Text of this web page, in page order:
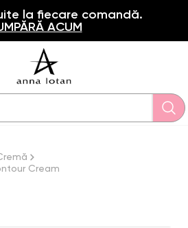
la fiecare comandă.
ACUM
Cream